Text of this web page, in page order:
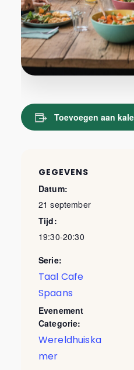
Toevoegen aan
GEGEVENS
Datum:
21 september
Tijd:
19:30-20:30
Serie:
Taal Cafe
Spaans
Evenement
Categorie:
Wereldhuiska
mer